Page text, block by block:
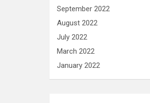
September 2022
August 2022
July 2022
March 2022
January 2022